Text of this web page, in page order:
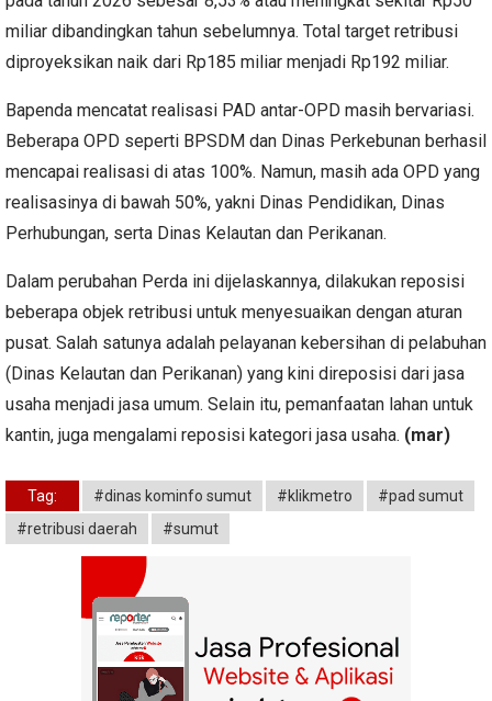
miliar dibandingkan tahun sebelumnya. Total target retribusi
diproyeksikan naik dari Rp185 miliar menjadi Rp192 miliar.
Bapenda mencatat realisasi PAD antar-OPD masih bervariasi.
Beberapa OPD seperti BPSDM dan Dinas Perkebunan berhasil
mencapai realisasi di atas 100%. Namun, masih ada OPD yang
realisasinya di bawah 50%, yakni Dinas Pendidikan, Dinas
Perhubungan, serta Dinas Kelautan dan Perikanan.
Dalam perubahan Perda ini dijelaskannya, dilakukan reposisi
beberapa objek retribusi untuk menyesuaikan dengan aturan
pusat. Salah satunya adalah pelayanan kebersihan di pelabuhan
(Dinas Kelautan dan Perikanan) yang kini direposisi dari jasa
usaha menjadi jasa umum. Selain itu, pemanfaatan lahan untuk
kantin, juga mengalami reposisi kategori jasa usaha. (mar)
Tag: #dinas kominfo sumut #klikmetro
#pad sumut
#retribusi daerah
#sumut